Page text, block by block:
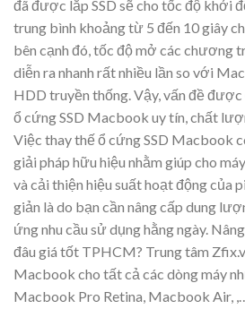
đã được lắp SSD sẽ cho tốc độ khởi
trung bình khoảng từ 5 đến 10 giây
bên cạnh đó, tốc độ mở các chương
diễn ra nhanh rất nhiều lần so với
HDD truyền thống. Vậy, vấn đề được
ổ cứng SSD Macbook uy tín, chất
Việc thay thế ổ cứng SSD Macbook
giải pháp hữu hiệu nhằm giúp cho
và cải thiện hiệu suất hoạt động của
giản là do bạn cần nâng cấp dung
ứng nhu cầu sử dụng hằng ngày.
đâu giá tốt TPHCM? Trung tâm
Macbook cho tất cả các dòng máy
Macbook Pro Retina, Macbook Air,